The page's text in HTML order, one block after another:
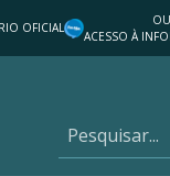
OFICIAL
ACESSO À